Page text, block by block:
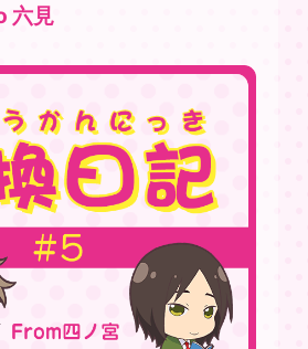
グッズ
ーレイ＆DVD
スペシャル
WEB動画番組
六見